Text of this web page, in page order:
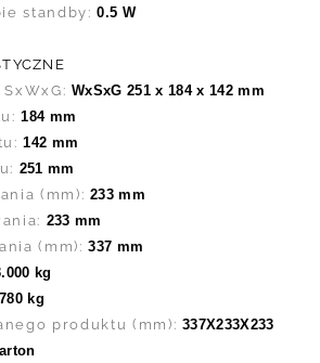
standby:0.5 W
WxSxG 251 x 184 x 142 mm
184 mm
142 mm
251 mm
(mm): 233 mm
233 mm
(mm):337 mm
kg
kg
produktu (mm): 337X233X233